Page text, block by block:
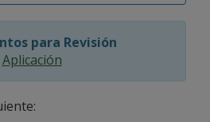
para Revisión
Aplicación